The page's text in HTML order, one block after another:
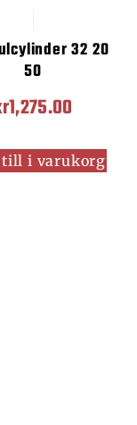
32 20
50
1,275.00
till i varukorg